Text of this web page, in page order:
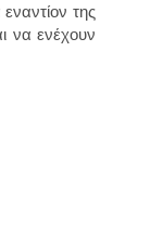
της
να ενέχουν